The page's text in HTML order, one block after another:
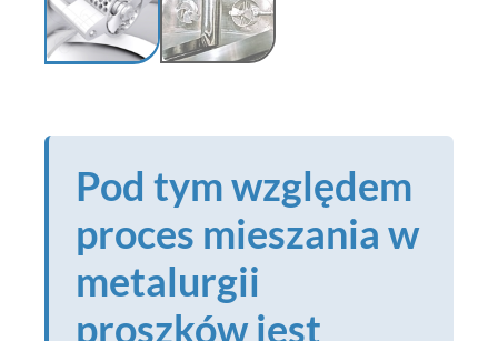
Pod tym względem
proces mieszania w
metalurgii
proszków jest